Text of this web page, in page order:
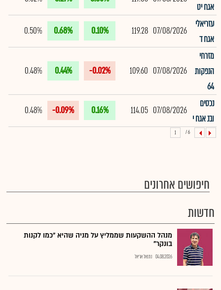
אגח יט
עזריאלי
אגח ד
07/08/2026
119.28
0.10%
0.68%
0.50%
מזרחי
הנפקות
64
07/08/2026
109.60
-0.02%
0.44%
0.48%
נכסים
ובנ אגח י
07/08/2026
114.05
0.16%
-0.09%
0.48%
6 /
1
חיפושים אחרונים
חדשות
מנהל ההשקעות שממליץ על מניה שהיא "כמו לקנות
בונקר"
04.08.2026 נתנאל אריאל